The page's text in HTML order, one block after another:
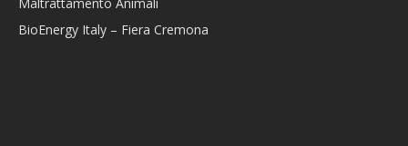
BioEnergy Italy – Fiera Cremona